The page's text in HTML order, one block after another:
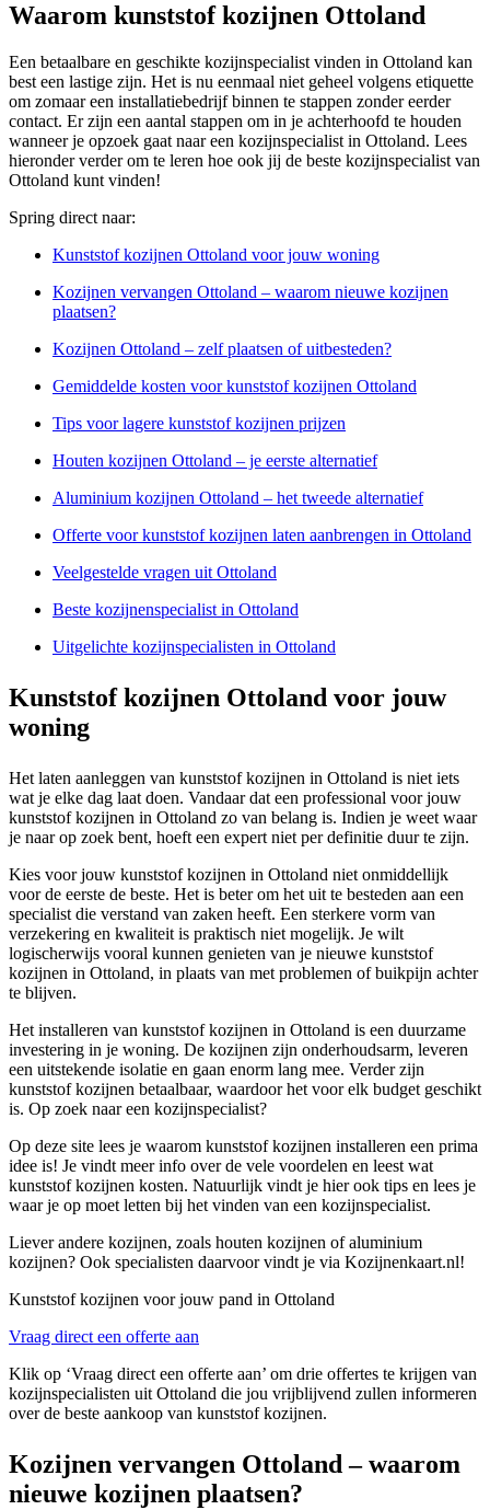
Waarom kunststof kozijnen Ottoland
Een betaalbare en geschikte kozijnspecialist vinden in Ottoland kan
best een lastige zijn. Het is nu eenmaal niet geheel volgens etiquette
om zomaar een installatiebedrijf binnen te stappen zonder eerder
contact. Er zijn een aantal stappen om in je achterhoofd te houden
wanneer je opzoek gaat naar een kozijnspecialist in Ottoland. Lees
hieronder verder om te leren hoe ook jij de beste kozijnspecialist van
Ottoland kunt vinden!
Spring direct naar:
Kunststof kozijnen Ottoland voor jouw woning
Kozijnen vervangen Ottoland – waarom nieuwe kozijnen
plaatsen?
Kozijnen Ottoland – zelf plaatsen of uitbesteden?
Gemiddelde kosten voor kunststof kozijnen Ottoland
Tips voor lagere kunststof kozijnen prijzen
Houten kozijnen Ottoland – je eerste alternatief
Aluminium kozijnen Ottoland – het tweede alternatief
Offerte voor kunststof kozijnen laten aanbrengen in Ottoland
Veelgestelde vragen uit Ottoland
Beste kozijnenspecialist in Ottoland
Uitgelichte kozijnspecialisten in Ottoland
Kunststof kozijnen Ottoland voor jouw
woning
Het laten aanleggen van kunststof kozijnen in Ottoland is niet iets
wat je elke dag laat doen. Vandaar dat een professional voor jouw
kunststof kozijnen in Ottoland zo van belang is. Indien je weet waar
je naar op zoek bent, hoeft een expert niet per definitie duur te zijn.
Kies voor jouw kunststof kozijnen in Ottoland niet onmiddellijk
voor de eerste de beste. Het is beter om het uit te besteden aan een
specialist die verstand van zaken heeft. Een sterkere vorm van
verzekering en kwaliteit is praktisch niet mogelijk. Je wilt
logischerwijs vooral kunnen genieten van je nieuwe kunststof
kozijnen in Ottoland, in plaats van met problemen of buikpijn achter
te blijven.
Het installeren van kunststof kozijnen in Ottoland is een duurzame
investering in je woning. De kozijnen zijn onderhoudsarm, leveren
een uitstekende isolatie en gaan enorm lang mee. Verder zijn
kunststof kozijnen betaalbaar, waardoor het voor elk budget geschikt
is. Op zoek naar een kozijnspecialist?
Op deze site lees je waarom kunststof kozijnen installeren een prima
idee is! Je vindt meer info over de vele voordelen en leest wat
kunststof kozijnen kosten. Natuurlijk vindt je hier ook tips en lees je
waar je op moet letten bij het vinden van een kozijnspecialist.
Liever andere kozijnen, zoals houten kozijnen of aluminium
kozijnen? Ook specialisten daarvoor vindt je via Kozijnenkaart.nl!
Kunststof kozijnen voor jouw pand in Ottoland
Vraag direct een offerte aan
Klik op ‘Vraag direct een offerte aan’ om drie offertes te krijgen van
kozijnspecialisten uit Ottoland die jou vrijblijvend zullen informeren
over de beste aankoop van kunststof kozijnen.
Kozijnen vervangen Ottoland – waarom
nieuwe kozijnen plaatsen?